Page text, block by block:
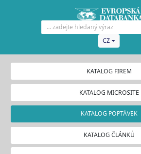
CZ
KATALOG FIREM
KATALOG MICROSITE
KATALOG POPTÁVEK
KATALOG ČLÁNKŮ